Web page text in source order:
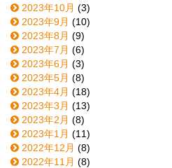
2023年10月 (3)
2023年9月 (10)
2023年8月 (9)
2023年7月 (6)
2023年6月 (3)
2023年5月 (8)
2023年4月 (18)
2023年3月 (13)
2023年2月 (8)
2023年1月 (11)
2022年12月 (8)
2022年11月 (8)